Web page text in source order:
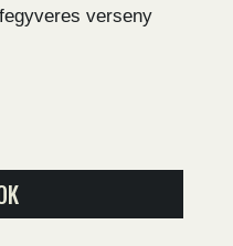
verseny